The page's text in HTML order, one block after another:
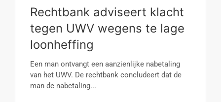
Rechtbank adviseert klacht
tegen UWV wegens te lage
loonheffing
Een man ontvangt een aanzienlijke nabetaling
van het UWV. De rechtbank concludeert dat de
man de nabetaling...